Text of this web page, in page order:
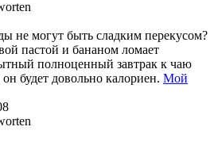
не могут быть сладким перекусом?
пастой и бананом ломает
полноценный завтрак к чаю
будет довольно калориен. Мой